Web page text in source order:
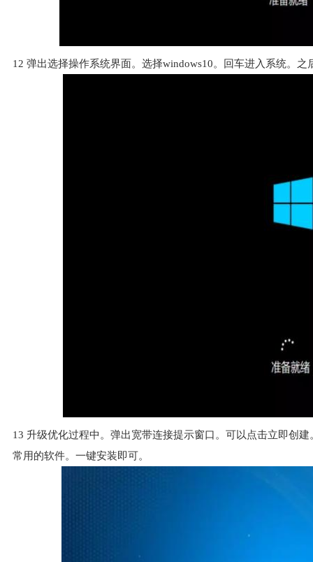
12 弹出选择操作系统界面。选择windows10。回车进入系统。
13 升级优化过程中。弹出宽带连接提示窗口。可以点击立即创
常用的软件。一键安装即可。